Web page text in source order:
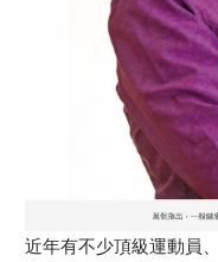
近年有不少頂級運動員